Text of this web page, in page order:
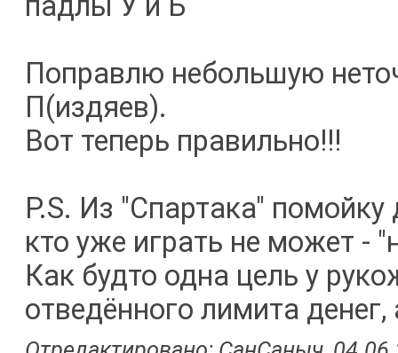
Поправлю небольшую
П(издяев).
Вот теперь правильно!!!
P.S. Из "Спартака"
кто уже играть не может -
Как будто одна цель у
отведённого лимита